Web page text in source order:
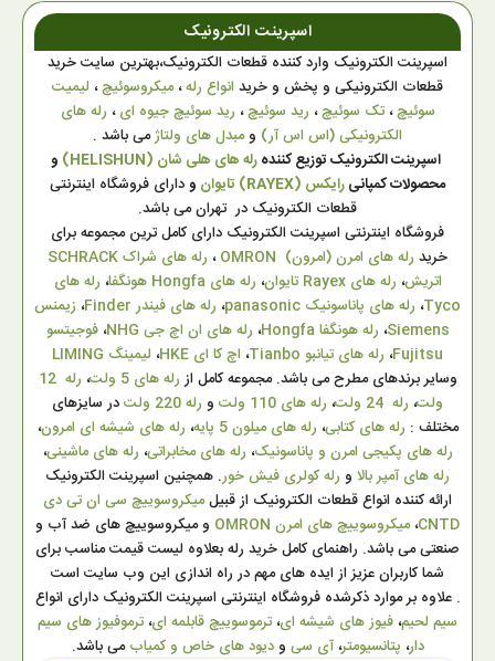
اسپرینت الکترونیک
اسپرینت الکترونیک وارد کننده قطعات الکترونیک،بهترین سایت خرید
قطعات الکترونیکی و پخش و خرید انواع رله،میکروسوئیچ، لیمیت
سوئیچ،تک سوئیچ، رید سوئیچ، رید سوئیچ جیوه ای، رله های
الکترونیکی (اس اس آر) ومبدل های ولتاژمی باشد .
اسپرینت الکترونیک توزیع کنندهرله های هلی شان (HELISHUN)
و
محصولات کمپانیرایکس (RAYEX) تایوان ودارای فروشگاه اینترنتی
قطعات الکترونیک در تهران می باشد.
فروشگاه اینترنتی اسپرینت الکترونیک دارای کامل ترین مجموعه برای
خرید رله های امرن (امرون) OMRON ،
رله های شراک SCHRACK
اتریش، رله های Rayex تایوان ، رله های Hongfa هونگفا ، رله های
Tyco، رله های پاناسونیک panasonic ، رله های فیندر Finder ، زیمنس
Siemens، رله هونگفا Hongfa ، رله های ان اچ جی NHG ،فوجیتسو
Fujitsu، رله های تیانبو Tianbo ، اچ کا ای HKE ، لیمینگ LIMING
وسایر برندهای مطرح می باشد. مجموعه کامل از رله های 5 ولت ،
رله 12
ولت، رله 24 ولت ، رله های 110 ولت و رله 220 ولت
در سایزهای
مختلف : رله های کتابی، رله های میلون 5 پایه ، رله های شیشه ای امرون،
رله های پکیجی امرن و پاناسونیک، رله های مخابراتی، رله های ماشینی،
رله های آمپر بالا و رله کولری فیش خور. همچنین اسپرینت الکترونیک
ارائه کننده انواع قطعات الکترونیک از قبیلمیکروسوییچ سی ان تی دی
CNTD،میکروسوییچ های امرن OMRON
و میکروسوییچ های ضد آب و
صنعتی می باشد. راهنمای کامل خرید رله بعلاوه لیست قیمت مناسب برای
شما کاربران عزیز از ایده های مهم در راه اندازی این وب سایت است
. علاوه بر موارد ذکرشده فروشگاه اینترنتی اسپرینت الکترونیک دارای انواع
سیم لحیم، فیوز های شیشه ای، ترموسوییچ قابلمه ای، ترموفیوز های سیم
دار، پتانسیومتر،آی سی ودیود های خاص و کمیابمی باشد.